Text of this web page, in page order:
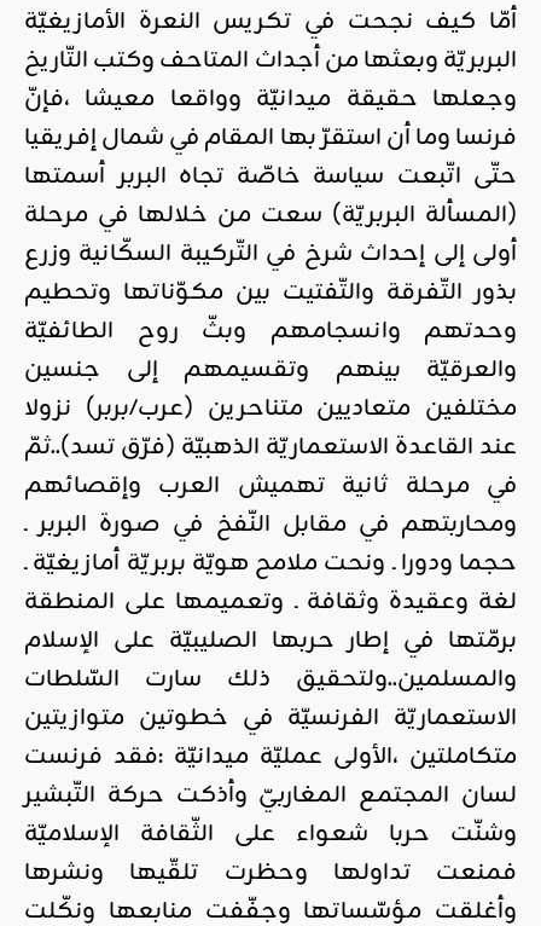
أمّا كيف نجحت في تكريس النعرة الأمازيغيّة
البربريّة وبعثها من أجداث المتاحف وكتب التّاريخ
وجعلها حقيقة ميدانيّة وواقعا معيشا ،فإنّ
فرنسا وما أن استقرّ بها المقام في شمال إفريقيا
حتّى اتّبعت سياسة خاصّة تجاه البربر أسمتها
(المسألة البربريّة) سعت من خلالها في مرحلة
أولى إلى إحداث شرخ في التّركيبة السكّانية وزرع
بذور التّفرقة والتّفتيت بين مكوّناتها وتحطيم
وحدتهم وانسجامهم وبثّ روح الطائفيّة
والعرقيّة بينهم وتقسيمهم إلى جنسين
مختلفين متعاديين متناحرين (عرب/بربر) نزولا
عند القاعدة الاستعماريّة الذهبيّة (فرّق تسد)..ثمّ
في مرحلة ثانية تهميش العرب وإقصائهم
ومحاربتهم في مقابل النّفخ في صورة البربر ـ
حجما ودورا ـ ونحت ملامح هويّة بربريّة أمازيغيّة ـ
لغة وعقيدة وثقافة ـ وتعميمها على المنطقة
برمّتها في إطار حربها الصليبيّة على الإسلام
والمسلمين..ولتحقيق ذلك سارت السّلطات
الاستعماريّة الفرنسيّة في خطوتين متوازيتين
متكاملتين ،الأولى عمليّة ميدانيّة :فقد فرنست
لسان المجتمع المغاربيّ وأذكت حركة التّبشير
وشنّت حربا شعواء على الثّقافة الإسلاميّة
فمنعت تداولها وحظرت تلقّيها ونشرها
وأغلقت مؤسّساتها وجفّفت منابعها ونكّلت